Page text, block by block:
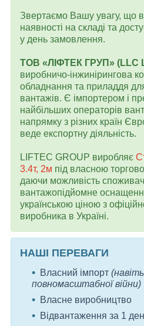
Звертаємо Вашу увагу, що
наявності на складі та
у день замовлення.
ТОВ «ЛІФТЕК ГРУП» (LLC
виробничо-інжинірингова
обладнання та приладдя
вантажів. Є імпортером і
найбільших операторів
напрямку з різних країн
веде експортну діяльність.
LIFTEC GROUP виробляє
3.4т, 2м під власною
даючи можливість
вантажопідйомне
українською ціною з
виробника в Україні.
НАШІ ПЕРЕВАГИ
Власний імпорт
повномасштабної війни)
Власне виробництво
Відвантаження за 1